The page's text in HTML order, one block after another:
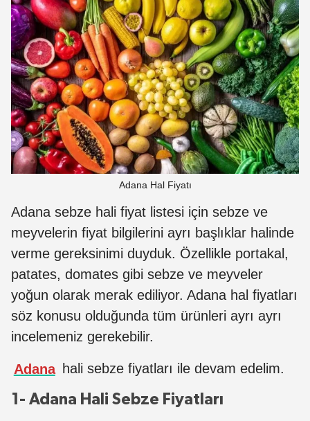
Adana Hal Fiyatı
Adana sebze hali fiyat listesi için sebze ve
meyvelerin fiyat bilgilerini ayrı başlıklar halinde
verme gereksinimi duyduk. Özellikle portakal,
patates, domates gibi sebze ve meyveler
yoğun olarak merak ediliyor. Adana hal fiyatları
söz konusu olduğunda tüm ürünleri ayrı ayrı
incelemeniz gerekebilir.
Adana hali sebze fiyatları ile devam edelim.
1- Adana Hali Sebze Fiyatları